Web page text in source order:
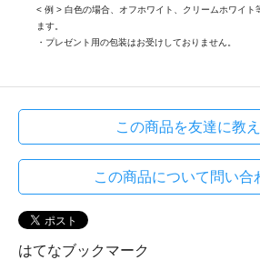
< 例 > 白色の場合、オフホワイト、クリームホワイト
ます。
・プレゼント用の包装はお受けしておりません。
この商品を友達に教
この商品について問い合
はてなブックマーク